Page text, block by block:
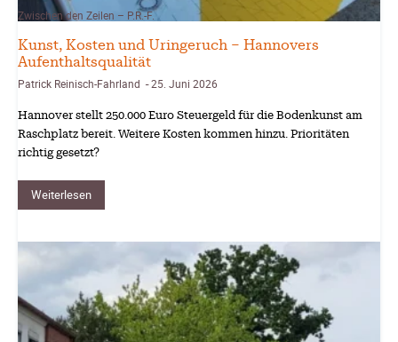
Zwischen den Zeilen – P.R.-F.
Kunst, Kosten und Uringeruch – Hannovers
Aufenthaltsqualität
Patrick Reinisch-Fahrland -25. Juni 2026
Hannover stellt 250.000 Euro Steuergeld für die Bodenkunst am
Raschplatz bereit. Weitere Kosten kommen hinzu. Prioritäten
richtig gesetzt?
Weiterlesen